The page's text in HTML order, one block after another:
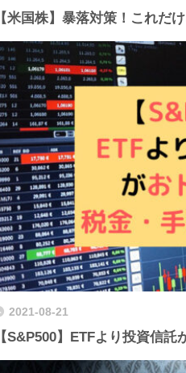
【米国株】暴落対策！これだ
2021-08-21
【S&P500】ETFより投資信